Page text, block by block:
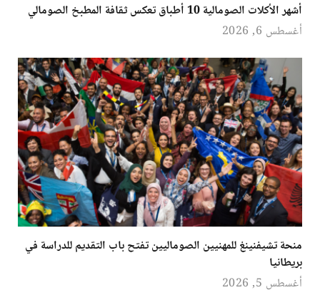
أشهر الأكلات الصومالية 10 أطباق تعكس ثقافة المطبخ الصومالي
أغسطس 6, 2026
منحة تشيفنينغ للمهنيين الصوماليين تفتح باب التقديم للدراسة في
بريطانيا
أغسطس 5, 2026